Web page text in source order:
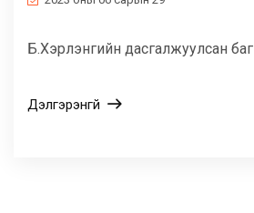
Б.Хэрлэнгийн дасгалжуулсан баг
Дэлгэрэнгүй